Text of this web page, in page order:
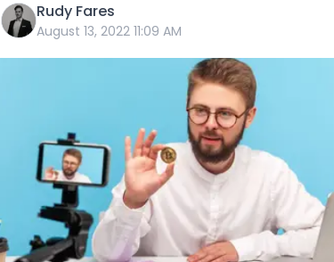
Rudy Fares
August 13, 2022 11:09 AM